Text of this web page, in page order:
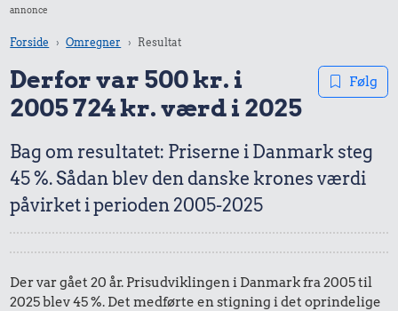
annonce
Forside Omregner Resultat
Derfor var 500 kr. i
2005 724 kr. værd i 2025
Følg
Bag om resultatet: Priserne i Danmark steg
45 %. Sådan blev den danske krones værdi
påvirket i perioden 2005-2025
Der var gået 20 år. Prisudviklingen i Danmark fra 2005 til
2025 blev 45 %. Det medførte en stigning i det oprindelige